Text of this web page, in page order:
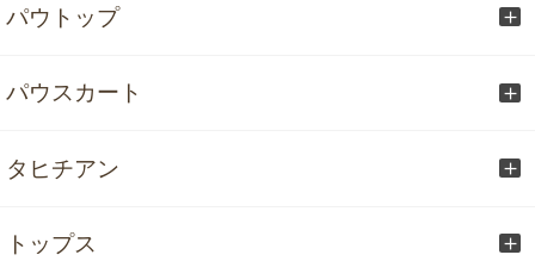
パウトップ
パウスカート
タヒチアン
トップス